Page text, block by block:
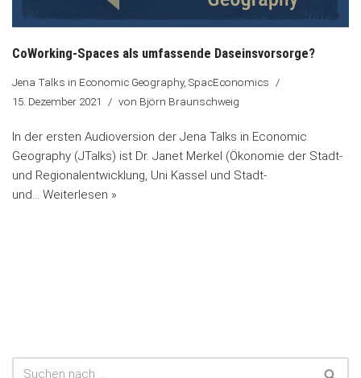
CoWorking-Spaces als umfassende Daseinsvorsorge?
Jena Talks in Economic Geography, SpacEconomics
15. Dezember 2021
von Björn Braunschweig
In der ersten Audioversion der Jena Talks in Economic
Geography (JTalks) ist Dr. Janet Merkel (Ökonomie der Stadt-
und Regionalentwicklung, Uni Kassel und Stadt-
und… Weiterlesen »